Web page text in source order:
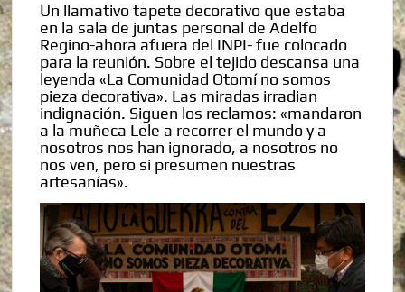
Un llamativo tapete decorativo que estaba
en la sala de juntas personal de Adelfo
Regino-ahora afuera del INPI- fue colocado
para la reunión. Sobre el tejido descansa una
leyenda «La Comunidad Otomí no somos
pieza decorativa». Las miradas irradian
indignación. Siguen los reclamos: «mandaron
a la muñeca Lele a recorrer el mundo y a
nosotros nos han ignorado, a nosotros no
nos ven, pero si presumen nuestras
artesanías».